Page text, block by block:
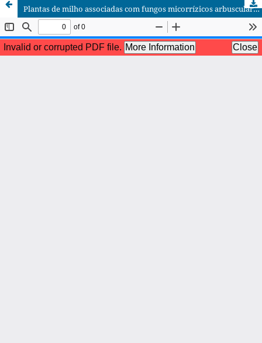
Plantas de milho associadas com fungos micorrízicos arbusculares submetidas a restrição hídrica